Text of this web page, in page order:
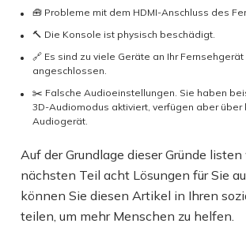
🧰 Probleme mit dem HDMI-Anschluss des
🔨 Die Konsole ist physisch beschädigt.
🔗 Es sind zu viele Geräte an Ihr
angeschlossen.
✂️ Falsche Audioeinstellungen. Sie haben
3D-Audiomodus aktiviert, verfügen aber über
Audiogerät.
Auf der Grundlage dieser Gründe
nächsten Teil acht Lösungen für Sie
können Sie diesen Artikel in Ihren
teilen, um mehr Menschen zu helfen.